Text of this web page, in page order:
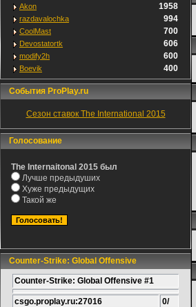
Akon 1958
razdavalochka 994
CoolMast 700
Devostatortk 606
modify2h 600
Boevik 400
События ProPlay.ru
Сезон ставок The International 2015
Голосование
The Internaitonal 2015 был
Лучше предыдуших
Хуже предыдущих
Такой же
Counter-Strike: Global Offensive
Counter-Strike: Global Offensive #1
csgo.proplay.ru:27016 0/